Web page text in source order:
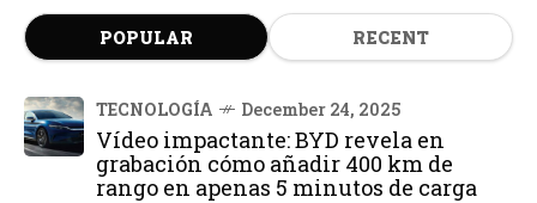
POPULAR RECENT
TECNOLOGÍA December 24, 2025
Vídeo impactante: BYD revela en
grabación cómo añadir 400 km de
rango en apenas 5 minutos de carga